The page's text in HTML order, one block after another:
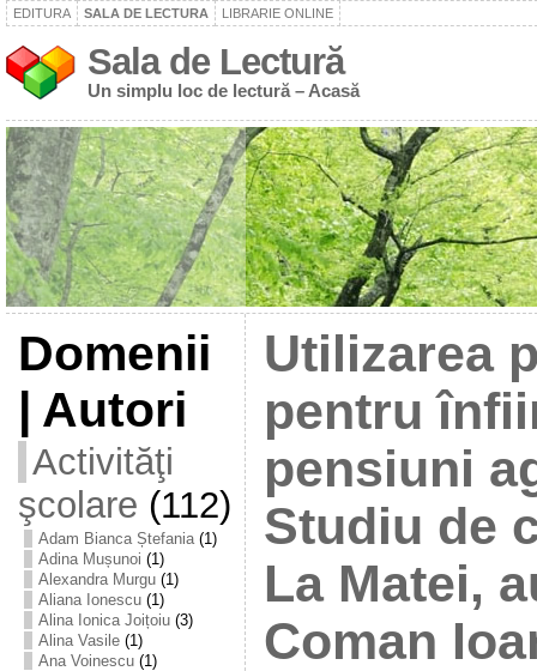
EDITURA SALA DE LECTURA LIBRARIE ONLINE
Sala de Lectură
Un simplu loc de lectură – Acasă
Domenii
| Autori
Activităţi
şcolare (112)
Adam Bianca Ștefania(1)
Adina Mușunoi (1)
Alexandra Murgu(1)
Aliana Ionescu(1)
Alina Ionica Joițoiu(3)
Alina Vasile(1)
Ana Voinescu(1)
Utilizarea
pentru
pensiuni
Studiu de
La Matei,
Coman